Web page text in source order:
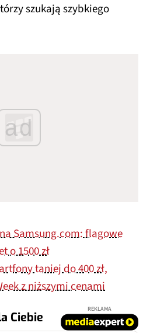
szukają szybkiego
ad
Samsung.com: flagowe
o 1500 zł
taniej do 400 zł,
z niższymi cenami
Ciebie
REKLAMA